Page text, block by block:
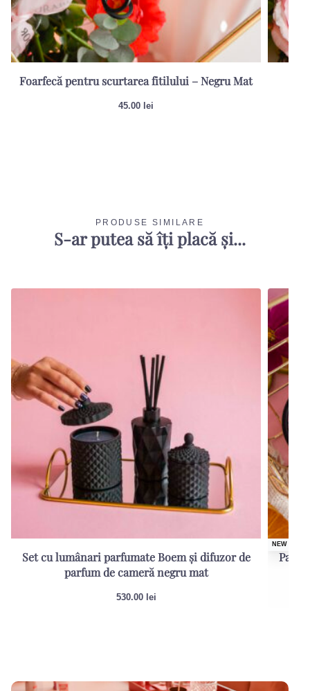
Foarfecă pentru scurtarea fitilului – Negru Mat
45.00 lei
PRODUSE SIMILARE
S-ar putea să îți placă și...
Set cu lumânari parfumate Boem și difuzor de
parfum de cameră negru mat
530.00 lei
-21%
NEW